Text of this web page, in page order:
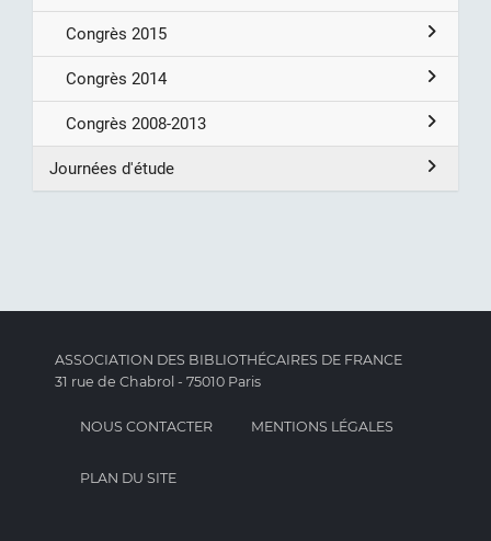
Congrès 2015
Congrès 2014
Congrès 2008-2013
Journées d'étude
ASSOCIATION DES BIBLIOTHÉCAIRES DE FRANCE
31 rue de Chabrol - 75010 Paris
NOUS CONTACTER MENTIONS LÉGALES
PLAN DU SITE